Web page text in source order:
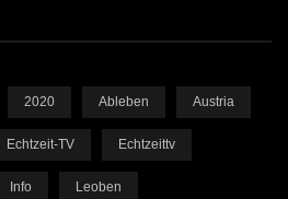
2020 Ableben Austria
Echtzeit-TV Echtzeittv
Info Leoben